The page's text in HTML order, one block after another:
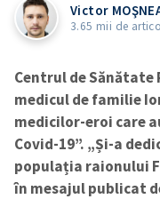
Victor
3.65 mii de
Centrul de Sănătate
medicul de familie
medicilor-eroi care
Covid-19”. „Și-a
populația raionului
în mesajul publicat